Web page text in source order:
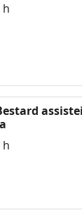
h
h